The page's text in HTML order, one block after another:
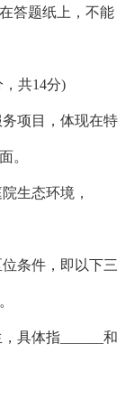
答题纸上，不能
共14分)
项目，体现在特
。
生态环境，
条件，即以下三
具体指______和